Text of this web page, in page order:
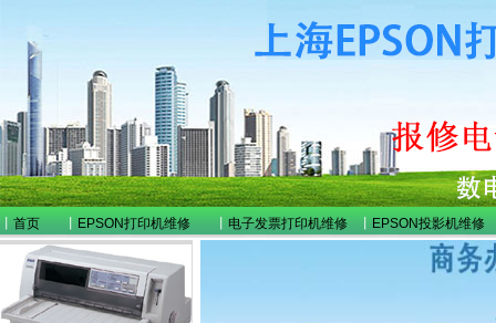
首页 EPSON打印机维修 电子发票打印机维修 EPSON投影机维修